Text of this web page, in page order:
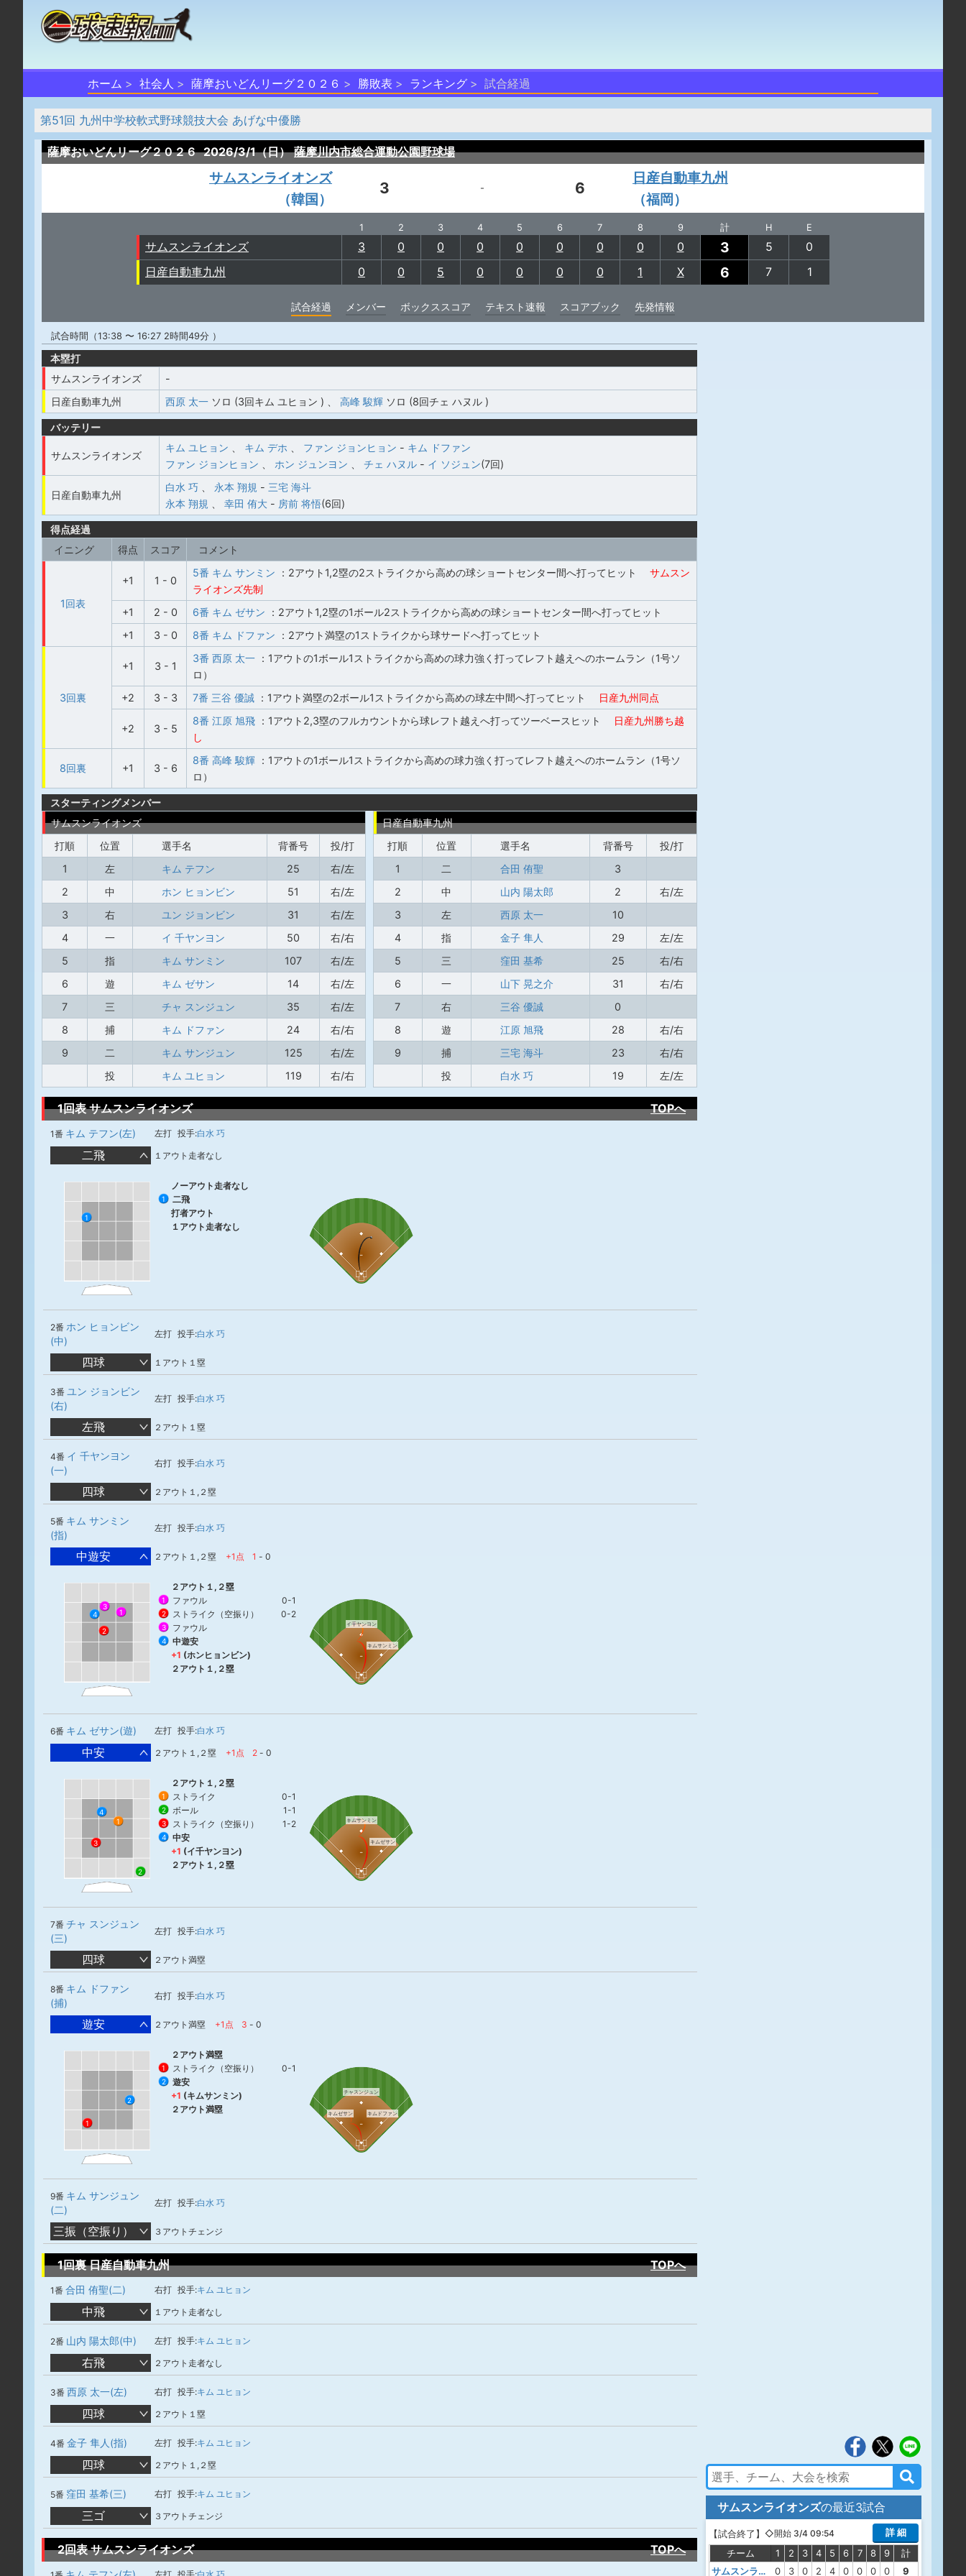
ホーム 社会人 薩摩おいどんリーグ２０２６ 勝敗表 ランキング 試合経過
第51回 九州中学校軟式野球競技大会 あげな中優勝
薩摩おいどんリーグ２０２６ 2026/3/1（日） 薩摩川内市総合運動公園野球場
サムスンライオンズ
（韓国）
3 - 6
日産自動車九州
（福岡）
1 2 3 4 5 6 7 8 9 計 H E
サムスンライオンズ 3 0 0 0 0 0 0 0 0 3 5
0
日産自動車九州
0 0 5 0 0 0 0 1 X 6 7 1
試合経過 メンバー ボックススコア テキスト速報 スコアブック 先発情報
試合時間（13:38 〜 16:27 2時間49分 ）
本塁打
サムスンライオンズ
-
日産自動車九州
西原 太一 ソロ (3回キム ユヒョン ) 高峰 駿輝 ソロ (8回チェ ハヌル )
バッテリー
サムスンライオンズ
キム ユヒョン キム デホ ファン ジョンヒョン - キム ドファン
ファン ジョンヒョン
ホン ジュンヨン チェ ハヌル - イ ソジュン(7回)
日産自動車九州
白水 巧 永本 翔規 - 三宅 海斗
永本 翔規
幸田 侑大 - 房前 将悟(6回)
得点経過
イニング
得点 スコア コメント
1回表
+1 1 - 0
5番 キム サンミン ：2アウト1,2塁の2ストライクから高めの球ショートセンター間へ打ってヒット
サムスン
ライオンズ先制
+1
2 - 0 6番 キム ゼサン ：2アウト1,2塁の1ボール2ストライクから高めの球ショートセンター間へ打ってヒット
+1
3 - 0 8番 キム ドファン ：2アウト満塁の1ストライクから球サードへ打ってヒット
3回裏
+1 3 - 1
3番 西原 太一 ：1アウトの1ボール1ストライクから高めの球力強く打ってレフト越えへのホームラン（1号ソ
ロ）
+2
3 - 3 7番 三谷 優誠 ：1アウト満塁の2ボール1ストライクから高めの球左中間へ打ってヒット 日産九州同点
+2 3 - 5
8番 江原 旭飛 ：1アウト2,3塁のフルカウントから球レフト越えへ打ってツーベースヒット
日産九州勝ち越
し
8回裏 +1 3 - 6
8番 高峰 駿輝 ：1アウトの1ボール1ストライクから高めの球力強く打ってレフト越えへのホームラン（1号ソ
ロ）
スターティングメンバー
サムスンライオンズ
打順
位置 選手名 背番号
投/打
1
左 キム テフン 25
右/左
2
中 ホン ヒョンビン 51
右/左
3
右 ユン ジョンビン 31
右/左
4
一 イ 千ヤンヨン 50
右/右
5
指 キム サンミン 107
右/左
6
遊 キム ゼサン 14
右/左
7
三 チャ スンジュン 35
右/左
8
捕 キム ドファン 24
右/右
9
二 キム サンジュン 125
右/左
投
キム ユヒョン 119 右/右
日産自動車九州
打順
位置 選手名 背番号
投/打
1
二 合田 侑聖
3
2
中 山内 陽太郎 2
右/左
3
左 西原 太一
10
4
指 金子 隼人 29
左/左
5
三 窪田 基希 25
右/右
6
一 山下 晃之介 31
右/右
7
右 三谷 優誠
0
8
遊 江原 旭飛 28
右/右
9
捕 三宅 海斗 23
右/右
投
白水 巧 19 左/左
1回表 サムスンライオンズ TOPへ
1番 キム テフン(左) 左打 投手:白水 巧
二飛 １アウト走者なし
1
ノーアウト走者なし
1
二飛
打者アウト
１アウト走者なし
2番 ホン ヒョンビン
(中)
左打 投手:白水 巧
四球 １アウト１塁
3番 ユン ジョンビン
(右)
左打 投手:白水 巧
左飛 ２アウト１塁
4番 イ 千ヤンヨン
(一)
右打 投手:白水 巧
四球 ２アウト１,２塁
5番 キム サンミン
(指)
左打 投手:白水 巧
中遊安 ２アウト１,２塁 +1点 1 - 0
1
2
3
4
２アウト１,２塁
1 ファウル 0-1
2 ストライク（空振り） 0-2
3 ファウル
4
中遊安
+1 (ホンヒョンビン)
２アウト１,２塁
イ千ヤンヨン
キムサンミン
6番 キム ゼサン(遊) 左打 投手:白水 巧
中安 ２アウト１,２塁 +1点 2 - 0
1
2
3
4
２アウト１,２塁
1 ストライク 0-1
2 ボール 1-1
3 ストライク（空振り） 1-2
4
中安
+1 (イ千ヤンヨン)
２アウト１,２塁
キムサンミン
キムゼサン
7番 チャ スンジュン
(三)
左打 投手:白水 巧
四球 ２アウト満塁
8番 キム ドファン
(捕)
右打 投手:白水 巧
遊安 ２アウト満塁 +1点 3 - 0
1
2
２アウト満塁
1 ストライク（空振り） 0-1
2
遊安
+1 (キムサンミン)
２アウト満塁
キムゼサン
チャスンジュン
キムドファン
9番 キム サンジュン
(二)
左打 投手:白水 巧
三振（空振り） ３アウトチェンジ
1回裏 日産自動車九州 TOPへ
1番 合田 侑聖(二) 右打 投手:キム ユヒョン
中飛 １アウト走者なし
2番 山内 陽太郎(中) 左打 投手:キム ユヒョン
右飛 ２アウト走者なし
3番 西原 太一(左) 右打 投手:キム ユヒョン
四球 ２アウト１塁
4番 金子 隼人(指) 左打 投手:キム ユヒョン
四球 ２アウト１,２塁
5番 窪田 基希(三) 右打 投手:キム ユヒョン
三ゴ ３アウトチェンジ
2回表 サムスンライオンズ TOPへ
サムスンライオンズの最近3試合
【試合終了】 ◇開始 3/4 09:54
詳 細
チーム
1 2 3 4 5 6 7 8 9
計
サムスンライオンズ
0 3 0 2 4 0 0 0 0 9